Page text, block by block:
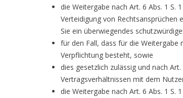
die Weitergabe nach Art. 6 Abs. 1 S.
Verteidigung von Rechtsansprüchen
Sie ein überwiegendes
für den Fall, dass für die Weitergabe
Verpflichtung besteht, sowie
dies gesetzlich zulässig und nach
Vertragsverhältnissen mit dem
die Weitergabe nach Art. 6 Abs. 1 S.